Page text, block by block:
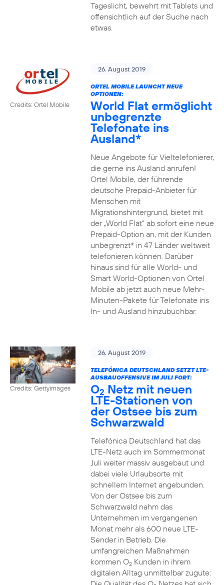
Tageslicht, bewehrt mit Tablets und
offensichtlich auf der Suche nach
etwas.
Credits: Ortel Mobile
26. August 2019
ORTEL MOBILE LAUNCHT NEUE
OPTIONEN:
World Flat ermöglicht
unbegrenzte
Telefonate ins
Ausland*
Neue Angebote für Vieltelefonierer,
die gerne ins Ausland anrufen!
Ortel Mobile, der führende
deutsche Prepaid-Anbieter für
Menschen mit
Migrationshintergrund, bietet mit
der „World Flat“ ab sofort eine neue
Prepaid-Option an, mit der Kunden
unbegrenzt* in 47 Länder weltweit
telefonieren können. Darüber
hinaus sind für alle World- und
Smart World-Optionen von Ortel
Mobile ab jetzt auch neue Mehr-
Minuten-Pakete für Telefonate ins
In- und Ausland hinzubuchbar.
Credits: Gettyimages
26. August 2019
TELEFÓNICA DEUTSCHLAND SETZT LTE-
AUSBAUOFFENSIVE IM JULI FORT:
O2 Netz mit neuen
LTE-Stationen von
der Ostsee bis zum
Schwarzwald
Telefónica Deutschland hat das
LTE-Netz auch im Sommermonat
Juli weiter massiv ausgebaut und
dabei viele Urlaubsorte mit
schnellem Internet angebunden.
Von der Ostsee bis zum
Schwarzwald nahm das
Unternehmen im vergangenen
Monat mehr als 600 neue LTE-
Sender in Betrieb. Die
umfangreichen Maßnahmen
kommen O2Kunden in ihrem
digitalen Alltag unmittelbar zugute: